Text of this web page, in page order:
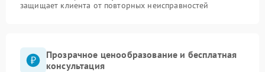
защищает клиента от повторных неисправностей
Прозрачное ценообразование и бесплатная
консультация